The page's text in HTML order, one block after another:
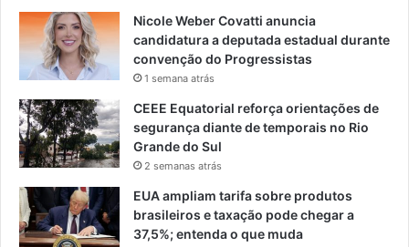
Nicole Weber Covatti anuncia
candidatura a deputada estadual durante
convenção do Progressistas
1 semana atrás
CEEE Equatorial reforça orientações de
segurança diante de temporais no Rio
Grande do Sul
2 semanas atrás
EUA ampliam tarifa sobre produtos
brasileiros e taxação pode chegar a
37,5%; entenda o que muda